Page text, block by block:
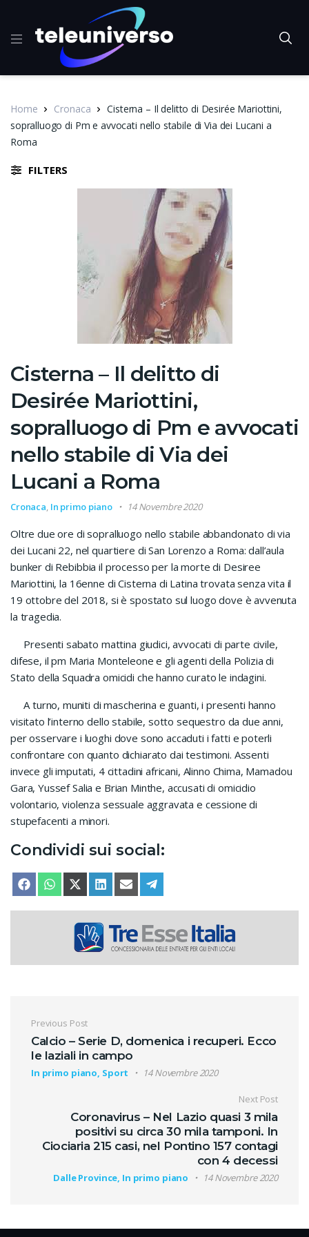
Home Cronaca
Cisterna – Il delitto di Desirée Mariottini,
sopralluogo di Pm e avvocati nello stabile di Via dei Lucani a
Roma
FILTERS
Cisterna – Il delitto di
Desirée Mariottini,
sopralluogo di Pm e avvocati
nello stabile di Via dei
Lucani a Roma
Cronaca, In primo piano 14 Novembre 2020
Oltre due ore di sopralluogo nello stabile abbandonato di via
dei Lucani 22, nel quartiere di San Lorenzo a Roma: dall’aula
bunker di Rebibbia il processo per la morte di Desiree
Mariottini, la 16enne di Cisterna di Latina trovata senza vita il
19 ottobre del 2018, si è spostato sul luogo dove è avvenuta
la tragedia.
Presenti sabato mattina giudici, avvocati di parte civile,
difese, il pm Maria Monteleone e gli agenti della Polizia di
Stato della Squadra omicidi che hanno curato le indagini.
A turno, muniti di mascherina e guanti, i presenti hanno
visitato l’interno dello stabile, sotto sequestro da due anni,
per osservare i luoghi dove sono accaduti i fatti e poterli
confrontare con quanto dichiarato dai testimoni. Assenti
invece gli imputati, 4 cittadini africani, Alinno Chima, Mamadou
Gara, Yussef Salia e Brian Minthe, accusati di omicidio
volontario, violenza sessuale aggravata e cessione di
stupefacenti a minori.
Condividi sui social:
SHARE ON
FACEBOOKSHARE ON
WHATSAPPSHARE ON
X (TWITTER)
SHARE ON
LINKEDINSHARE ON
EMAIL
Navigazione articoli
Previous Post
Calcio – Serie D, domenica i recuperi. Ecco
le laziali in campo
In primo piano, Sport 14 Novembre 2020
Next Post
Coronavirus – Nel Lazio quasi 3 mila
positivi su circa 30 mila tamponi. In
Ciociaria 215 casi, nel Pontino 157 contagi
con 4 decessi
Dalle Province, In primo piano 14 Novembre 2020